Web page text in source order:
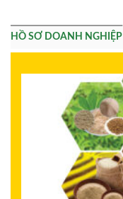
HỒ SƠ DOANH NGHIỆP